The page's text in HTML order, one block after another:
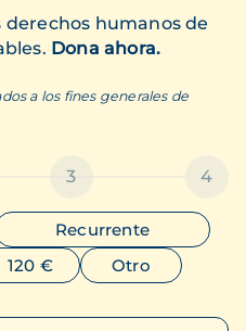
humanos de
Dona ahora.
a los fines generales de
3 4
Recurrente
120 €
Otro